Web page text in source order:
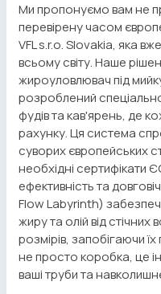
Ми пропонуємо вам не
перевірену часом
VFL s.r.o. Slovakia, яка
всьому світу. Наше
жироуловлювач під
розроблений
фудів та кав'ярень, де
рахунку. Ця система
суворих європейських
необхідні сертифікати
ефективність та
Flow Labyrinth)
жиру та олій від
розмірів, запобігаючи
не просто коробка, це
ваші труби та